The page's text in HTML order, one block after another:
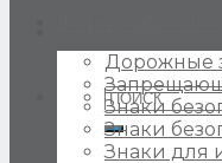
Искать:
Дорожные
Знаки
Знаки
Знаки для